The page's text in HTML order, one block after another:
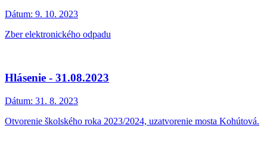
Dátum: 9. 10. 2023
Zber elektronického odpadu
Hlásenie - 31.08.2023
Dátum: 31. 8. 2023
Otvorenie školského roka 2023/2024, uzatvorenie mosta Kohútová.